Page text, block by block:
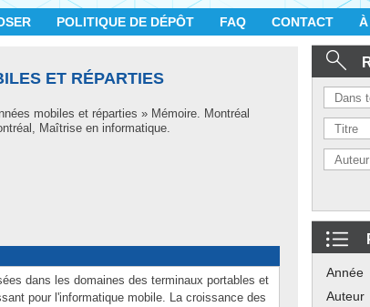
POLITIQUE DE DÉPÔT FAQ CONTACT À
ET RÉPARTIES
mobiles et réparties » Mémoire. Montréal
Maîtrise en informatique.
dans les domaines des terminaux portables et
pour l'informatique mobile. La croissance des
Année
Auteur